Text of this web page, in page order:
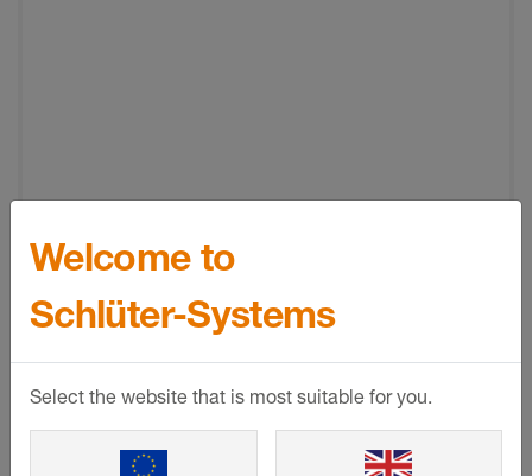
Welcome to
Schlüter-Systems
Select the website that is most suitable for you.